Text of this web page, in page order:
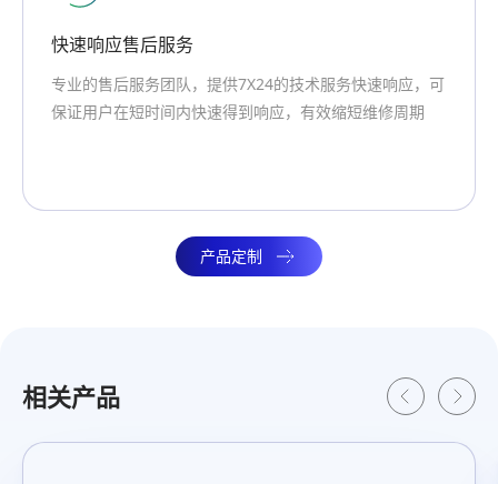
应，可
专业团队支持
创明集团专注于新能源核心技术20年，专业的售前
团队为用户提供定制化的产品和服务
产品定制
相关产品